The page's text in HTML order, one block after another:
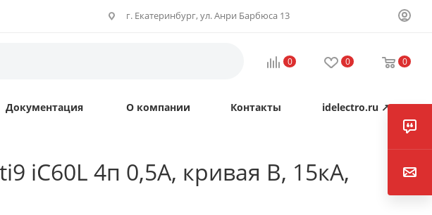
г. Екатеринбург, ул. Анри Барбюса 13
0 0 0
Документация О компании Контакты idelectro.ru ↗
iC60L 4п 0,5А, кривая B, 15кА,